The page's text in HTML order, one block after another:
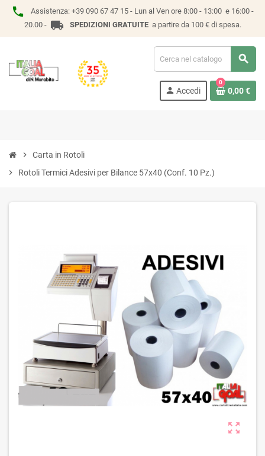
phone Assistenza: +39 090 67 47 15 - Lun al Ven ore 8:00 - 13:00 e 16:00 -
20.00 - local_shipping SPEDIZIONI GRATUITEa partire da 100 € di spesa.
search
person Accedi
0
0,00 €
chevron_right
Carta in Rotoli
chevron_right
Rotoli Termici Adesivi per Bilance 57x40 (Conf. 10 Pz.)
zoom_out_map